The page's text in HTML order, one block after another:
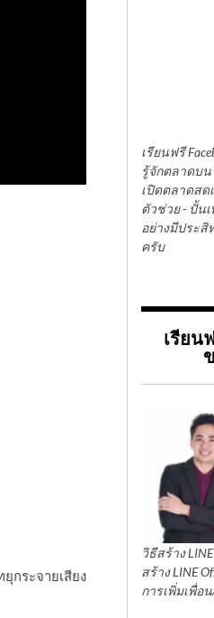
กระจายเสียง
เรียนฟรี
รู้จักตลาดบน
เปิดตลาดสด
ตัวช่วย - ปั้น
อย่างมีประสิ
ครับ
เรียน
วิธีสร้าง
สร้าง LINE
การเพิ่มเพื่อ